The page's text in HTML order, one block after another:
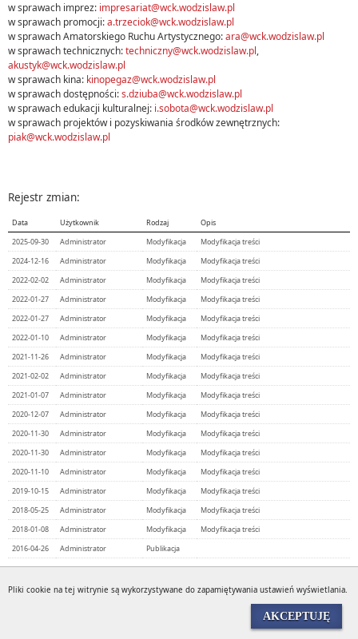
w sprawach imprez: impresariat@wck.wodzislaw.pl
w sprawach promocji:a.trzeciok@wck.wodzislaw.pl
w sprawach Amatorskiego Ruchu Artystycznego:ara@wck.wodzislaw.pl
w sprawach technicznych:techniczny@wck.wodzislaw.pl,
akustyk@wck.wodzislaw.pl
w sprawach kina: kinopegaz@wck.wodzislaw.pl
w sprawach dostępności:s.dziuba@wck.wodzislaw.pl
w sprawach edukacji kulturalnej: i.sobota@wck.wodzislaw.pl
w sprawach projektów i pozyskiwania środków zewnętrznych:
piak@wck.wodzislaw.pl
Rejestr zmian:
Data Użytkownik Rodzaj
Opis
2025-09-30
Administrator Modyfikacja
Modyfikacja treści
2024-12-16
Administrator Modyfikacja
Modyfikacja treści
2022-02-02
Administrator Modyfikacja
Modyfikacja treści
2022-01-27
Administrator Modyfikacja
Modyfikacja treści
2022-01-27
Administrator Modyfikacja
Modyfikacja treści
2022-01-10
Administrator Modyfikacja
Modyfikacja treści
2021-11-26
Administrator Modyfikacja
Modyfikacja treści
2021-02-02
Administrator Modyfikacja
Modyfikacja treści
2021-01-07
Administrator Modyfikacja
Modyfikacja treści
2020-12-07
Administrator Modyfikacja
Modyfikacja treści
2020-11-30
Administrator Modyfikacja
Modyfikacja treści
2020-11-30
Administrator Modyfikacja
Modyfikacja treści
2020-11-10
Administrator Modyfikacja
Modyfikacja treści
2019-10-15
Administrator Modyfikacja
Modyfikacja treści
2018-05-25
Administrator Modyfikacja
Modyfikacja treści
2018-01-08
Administrator Modyfikacja
Modyfikacja treści
2016-04-26
Administrator Publikacja
Wyświetleń: 535017
Pliki cookie na tej witrynie są wykorzystywane do zapamiętywania ustawień wyświetlania.
AKCEPTUJĘ